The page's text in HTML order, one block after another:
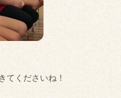
てくださいね！